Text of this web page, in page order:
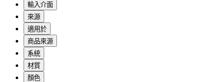
輸入介面
來源
適用於
商品來源
系統
材質
顏色